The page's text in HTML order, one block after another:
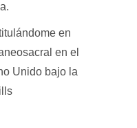
en
en el
Unido bajo la